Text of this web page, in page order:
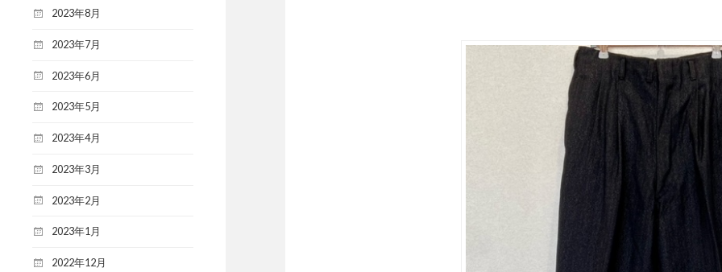
2023年8月
2023年7月
2023年6月
2023年5月
2023年4月
2023年3月
2023年2月
2023年1月
2022年12月